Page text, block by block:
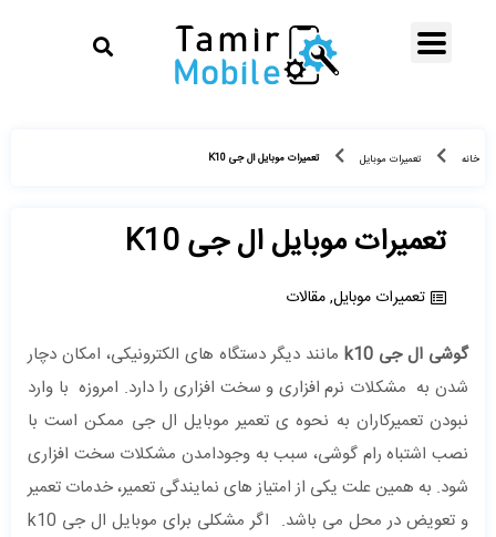
خانه تعمیرات موبایل تعمیرات موبایل ال جی K10
تعمیرات موبایل ال جی K10
تعمیرات موبایل,مقالات
گوشی ال جی k10
مانند دیگر دستگاه های الکترونیکی، امکان دچار
شدن به مشکلات نرم افزاری و سخت افزاری را دارد. امروزه با وارد
نبودن تعمیرکاران به نحوه ی تعمیر موبایل ال جی ممکن است با
نصب اشتباه رام گوشی، سبب به وجودامدن مشکلات سخت افزاری
شود. به همین علت یکی از امتیاز های نمایندگی تعمیر، خدمات تعمیر
و تعویض در محل می باشد. اگر مشکلی برای موبایل ال جی k10